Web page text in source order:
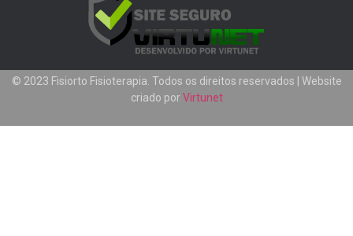
© 2023 Fisiorto Fisioterapia. Todos os direitos reservados | Website
criado porVirtunet